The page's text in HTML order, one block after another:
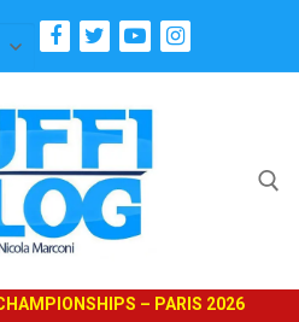
– PARIS 2026